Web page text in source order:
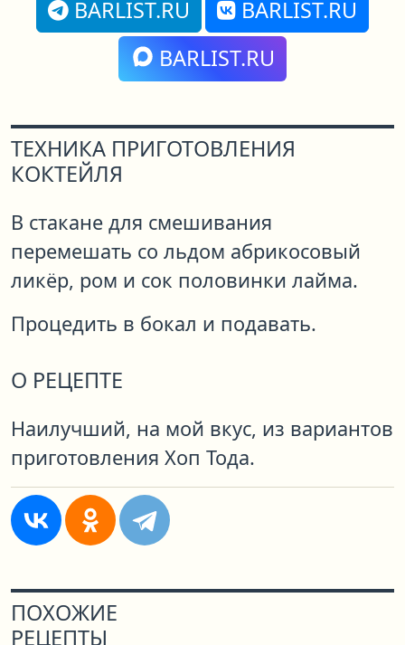
BARLIST.RU
BARLIST.RU
BARLIST.RU
ТЕХНИКА ПРИГОТОВЛЕНИЯ
КОКТЕЙЛЯ
В стакане для смешивания
перемешать со льдом абрикосовый
ликёр, ром и сок половинки лайма.
Процедить в бокал и подавать.
О РЕЦЕПТЕ
Наилучший, на мой вкус, из вариантов
приготовления Хоп Тода.
ПОХОЖИЕ
РЕЦЕПТЫ